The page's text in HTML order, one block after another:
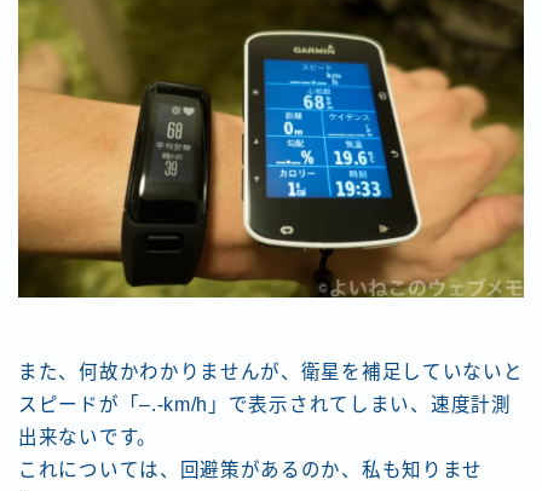
また、何故かわかりませんが、衛星を補足していないと
スピードが「–.-km/h」で表示されてしまい、速度計測
出来ないです。
これについては、回避策があるのか、私も知りませ